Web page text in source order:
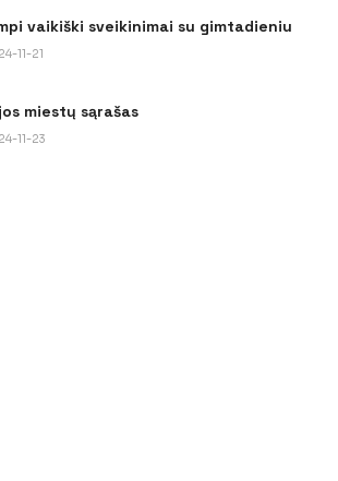
vaikiški sveikinimai su gimtadieniu
11-21
miestų sąrašas
11-23